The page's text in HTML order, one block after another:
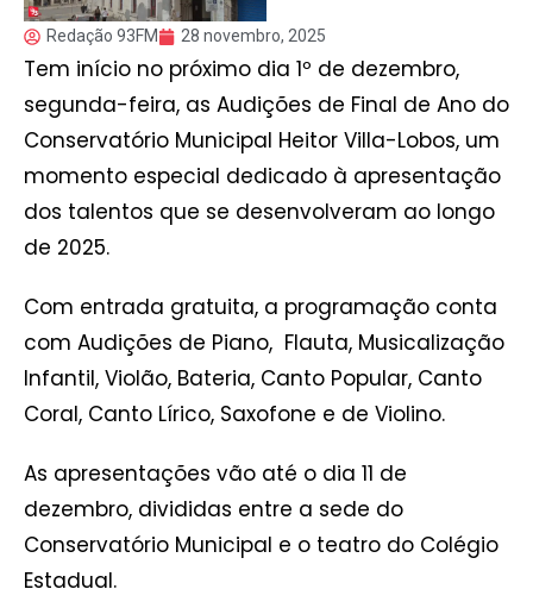
Redação 93FM 28 novembro, 2025
Tem início no próximo dia 1º de dezembro,
segunda-feira, as Audições de Final de Ano do
Conservatório Municipal Heitor Villa-Lobos, um
momento especial dedicado à apresentação
dos talentos que se desenvolveram ao longo
de 2025.
Com entrada gratuita, a programação conta
com Audições de Piano, Flauta, Musicalização
Infantil, Violão, Bateria, Canto Popular, Canto
Coral, Canto Lírico, Saxofone e de Violino.
As apresentações vão até o dia 11 de
dezembro, divididas entre a sede do
Conservatório Municipal e o teatro do Colégio
Estadual.